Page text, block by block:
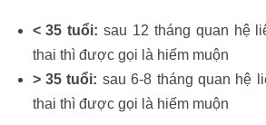
< 35 tuổi: sau 12 tháng quan hệ
thai thì được gọi là hiếm muộn
> 35 tuổi: sau 6-8 tháng quan hệ
thai thì được gọi là hiếm muộn